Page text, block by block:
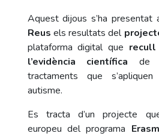
Aquest dijous s’ha presentat
Reus els resultats del
plataforma digital que recull
l’evidència científica de
tractaments que
autisme.
Es tracta d’un projecte
europeu del programa